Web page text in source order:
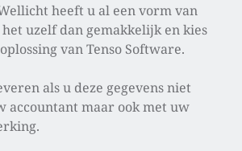
heeft u al een vorm van
uzelf dan gemakkelijk en kies
van Tenso Software.
als u deze gegevens niet
accountant maar ook met uw